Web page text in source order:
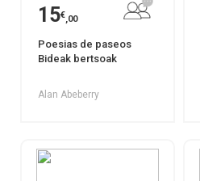
15€,00
Poesias de paseos
Bideak bertsoak
Alan Abeberry